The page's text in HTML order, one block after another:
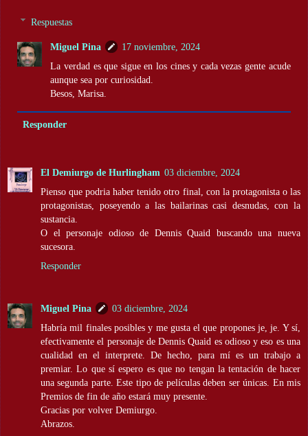
Respuestas
Miguel Pina
17 noviembre, 2024
La verdad es que sigue en los cines y cada vezas gente acude
aunque sea por curiosidad.
Besos, Marisa.
Responder
El Demiurgo de Hurlingham 03 diciembre, 2024
Pienso que podria haber tenido otro final, con la protagonista o las
protagonistas, poseyendo a las bailarinas casi desnudas, con la
sustancia.
O el personaje odioso de Dennis Quaid buscando una nueva
sucesora.
Responder
Miguel Pina
03 diciembre, 2024
Habría mil finales posibles y me gusta el que propones je, je. Y sí,
efectivamente el personaje de Dennis Quaid es odioso y eso es una
cualidad en el interprete. De hecho, para mí es un trabajo a
premiar. Lo que sí espero es que no tengan la tentación de hacer
una segunda parte. Este tipo de películas deben ser únicas. En mis
Premios de fin de año estará muy presente.
Gracias por volver Demiurgo.
Abrazos.